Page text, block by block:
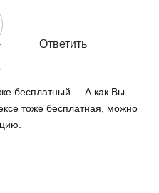
Ответить
бесплатный.... А как Вы
тоже бесплатная, можно